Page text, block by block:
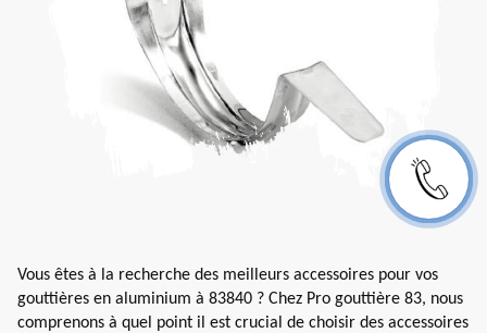
Vous êtes à la recherche des meilleurs accessoires pour vos
gouttières en aluminium à 83840 ? Chez Pro gouttière 83, nous
comprenons à quel point il est crucial de choisir des accessoires